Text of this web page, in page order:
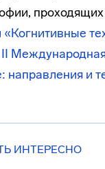
«Когнитивные
II
и
ИНТЕРЕСНО